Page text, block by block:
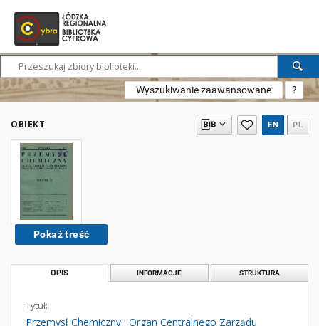
Wyszukiwanie zaawansowane ?
OBIEKT EN PL
Pokaż treść
OPIS INFORMACJE STRUKTURA
Tytuł:
Przemysł Chemiczny : Organ Centralnego Zarządu